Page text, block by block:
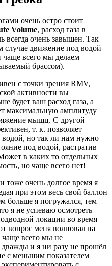
очень остро стоит
Volume, расход газа в
всегда очень завышен. Так
случае движение под водой
чаще всего мы делаем
брассом).
с точки зрения RMV,
активности вы
будет ваш расход газа, а
максимальную амплитуду
мыщц. С другой
т. к. позволяет
но так ли нам нужно
под водой, растратив
в каких то отдельных
но чаще всего нет!
тоже очень долгое время я
при этом весь свой баллон
больше я погружался, тем
я не успеваю осмотреть
локации во время
вопрос меня волновал на
всего мы не
и я ни разу не прошёл
с меньшим показателем